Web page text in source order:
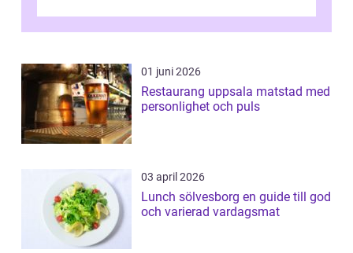
01 juni 2026
Restaurang uppsala matstad med
personlighet och puls
03 april 2026
Lunch sölvesborg en guide till god
och varierad vardagsmat